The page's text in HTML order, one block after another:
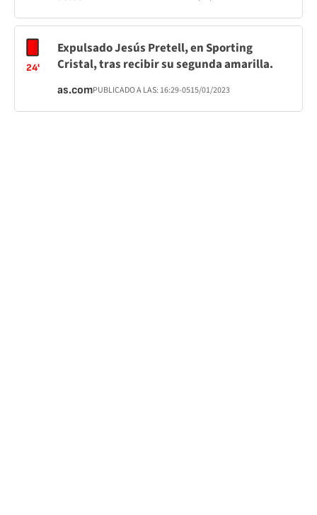
24'
Expulsado Jesús Pretell, en Sporting
Cristal, tras recibir su segunda amarilla.
as.comPUBLICADO A LAS: 16:29-0515/01/2023